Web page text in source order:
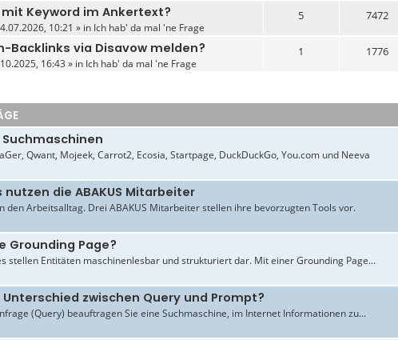
Keyword im Ankertext?
10:21 » in Ich hab' da mal 'ne Frage
5 7472
Backlinks via Disavow melden?
16:43 » in Ich hab' da mal 'ne Frage
1 1776
Qwant, Mojeek, Carrot2, Ecosia, Startpage, DuckDuckGo, You.com und Neeva
nutzen die ABAKUS Mitarbeiter
den Arbeitsalltag. Drei ABAKUS Mitarbeiter stellen ihre bevorzugten Tools vor.
Grounding Page?
stellen Entitäten maschinenlesbar und strukturiert dar. Mit einer Grounding Page...
zwischen Query und Prompt?
(Query) beauftragen Sie eine Suchmaschine, im Internet Informationen zu...